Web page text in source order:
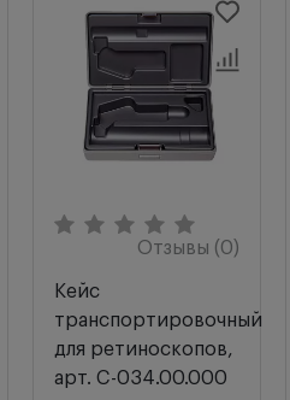
Отзывы (0)
Кейс
транспортировочный
для ретиноскопов,
арт. C-034.00.000